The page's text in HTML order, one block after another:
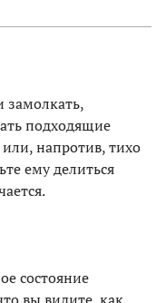
замолкать,
подходящие
напротив, тихо
ему делиться
состояние